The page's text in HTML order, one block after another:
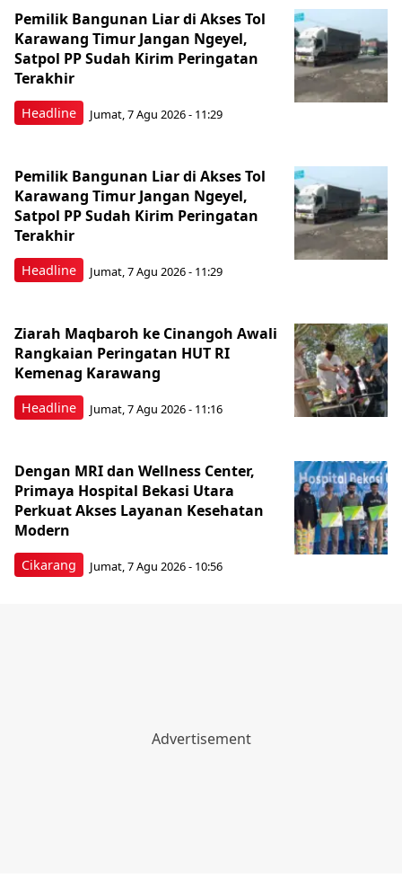
Headline
Pemilik Bangunan Liar di Akses Tol
Karawang Timur Jangan Ngeyel,
Satpol PP Sudah Kirim Peringatan
Terakhir
Jumat, 7 Agu 2026 - 11:29
Headline
Pemilik Bangunan Liar di Akses Tol
Karawang Timur Jangan Ngeyel,
Satpol PP Sudah Kirim Peringatan
Terakhir
Jumat, 7 Agu 2026 - 11:29
Headline
Ziarah Maqbaroh ke Cinangoh Awali
Rangkaian Peringatan HUT RI
Kemenag Karawang
Jumat, 7 Agu 2026 - 11:16
Cikarang
Dengan MRI dan Wellness Center,
Primaya Hospital Bekasi Utara
Perkuat Akses Layanan Kesehatan
Modern
Jumat, 7 Agu 2026 - 10:56